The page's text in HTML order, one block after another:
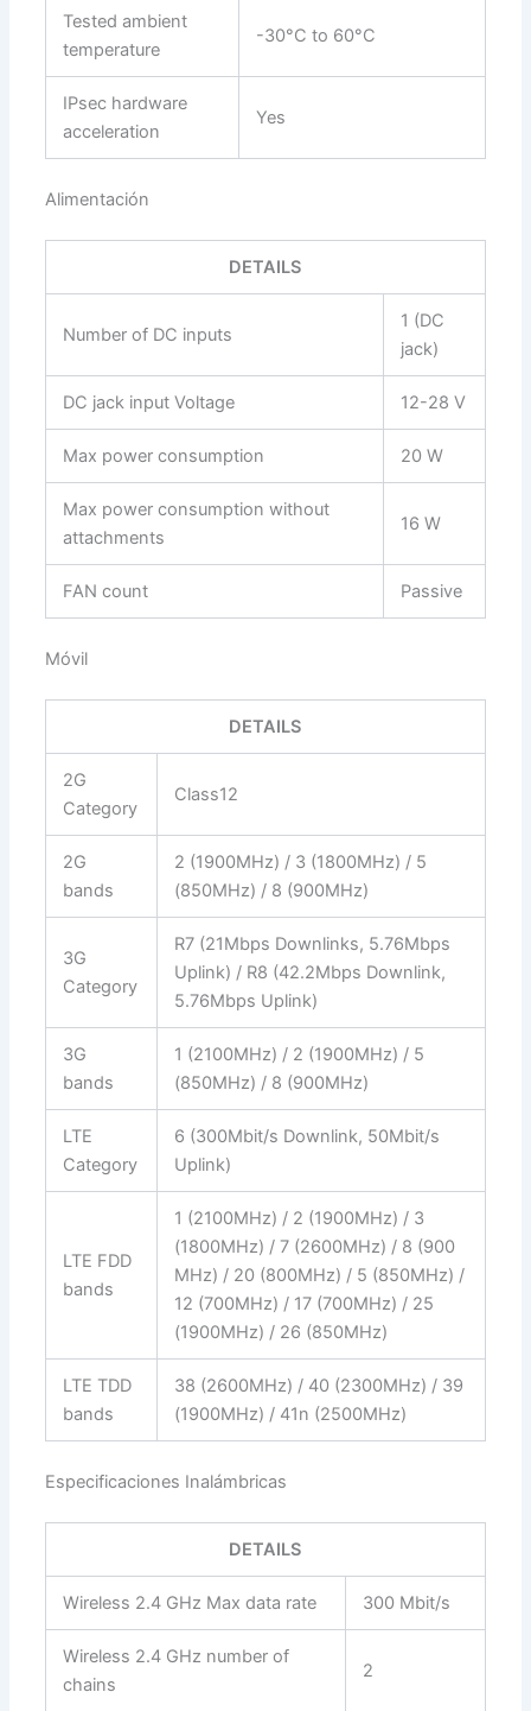
Tested ambient
temperature
-30°C to 60°C
IPsec hardware
acceleration
Yes
Alimentación
DETAILS
Number of DC inputs
1 (DC
jack)
DC jack input Voltage 12-28 V
Max power consumption 20 W
Max power consumption without
attachments
16 W
FAN count Passive
Móvil
DETAILS
2G
Category
Class12
2G
bands
2 (1900MHz) / 3 (1800MHz) / 5
(850MHz) / 8 (900MHz)
3G
Category
R7 (21Mbps Downlinks, 5.76Mbps
Uplink) / R8 (42.2Mbps Downlink,
5.76Mbps Uplink)
3G
bands
1 (2100MHz) / 2 (1900MHz) / 5
(850MHz) / 8 (900MHz)
LTE
Category
6 (300Mbit/s Downlink, 50Mbit/s
Uplink)
LTE FDD
bands
1 (2100MHz) / 2 (1900MHz) / 3
(1800MHz) / 7 (2600MHz) / 8 (900
MHz) / 20 (800MHz) / 5 (850MHz) /
12 (700MHz) / 17 (700MHz) / 25
(1900MHz) / 26 (850MHz)
LTE TDD
bands
38 (2600MHz) / 40 (2300MHz) / 39
(1900MHz) / 41n (2500MHz)
Especificaciones Inalámbricas
DETAILS
Wireless 2.4 GHz Max data rate 300 Mbit/s
Wireless 2.4 GHz number of
chains
2